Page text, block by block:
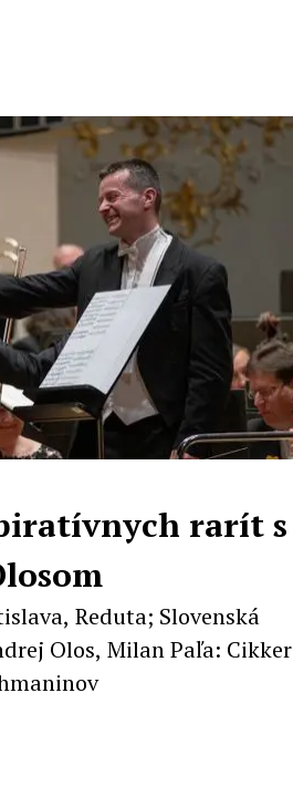
rarít s
Reduta; Slovenská
Olos, Milan Paľa: Cikker